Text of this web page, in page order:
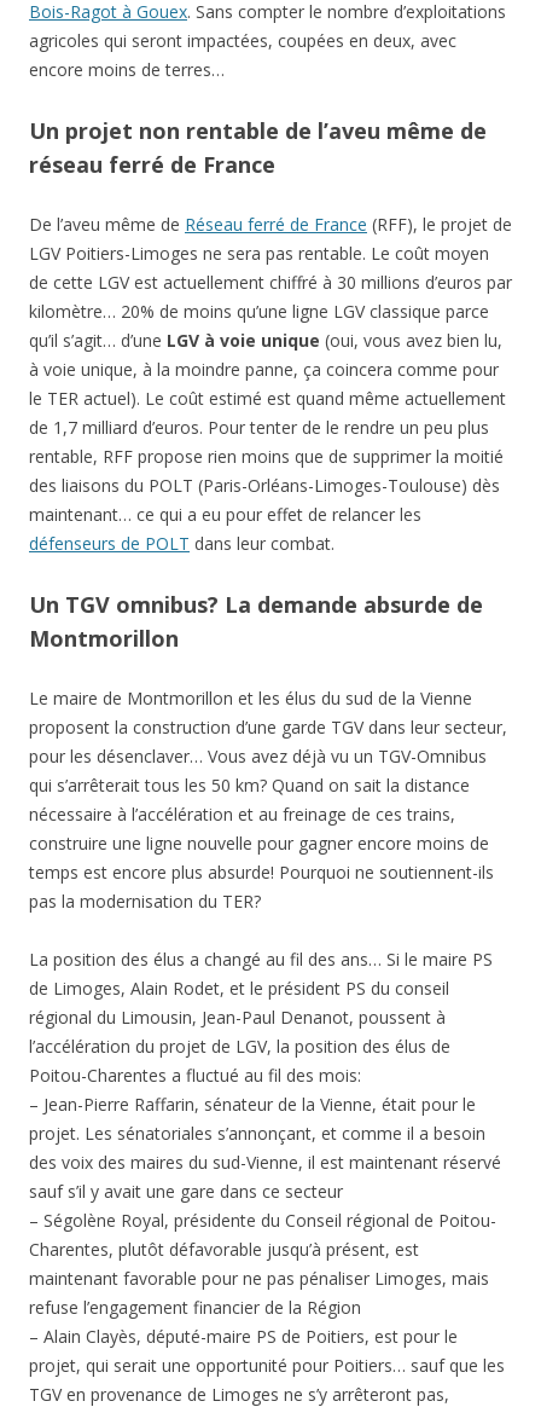
Bois-Ragot à Gouex. Sans compter le nombre d’exploitations
agricoles qui seront impactées, coupées en deux, avec
encore moins de terres…
Un projet non rentable de l’aveu même de
réseau ferré de France
De l’aveu même de Réseau ferré de France (RFF), le projet de
LGV Poitiers-Limoges ne sera pas rentable. Le coût moyen
de cette LGV est actuellement chiffré à 30 millions d’euros par
kilomètre… 20% de moins qu’une ligne LGV classique parce
qu’il s’agit… d’une LGV à voie unique (oui, vous avez bien lu,
à voie unique, à la moindre panne, ça coincera comme pour
le TER actuel). Le coût estimé est quand même actuellement
de 1,7 milliard d’euros. Pour tenter de le rendre un peu plus
rentable, RFF propose rien moins que de supprimer la moitié
des liaisons du POLT (Paris-Orléans-Limoges-Toulouse) dès
maintenant… ce qui a eu pour effet de relancer les
défenseurs de POLT dans leur combat.
Un TGV omnibus? La demande absurde de
Montmorillon
Le maire de Montmorillon et les élus du sud de la Vienne
proposent la construction d’une garde TGV dans leur secteur,
pour les désenclaver… Vous avez déjà vu un TGV-Omnibus
qui s’arrêterait tous les 50 km? Quand on sait la distance
nécessaire à l’accélération et au freinage de ces trains,
construire une ligne nouvelle pour gagner encore moins de
temps est encore plus absurde! Pourquoi ne soutiennent-ils
pas la modernisation du TER?
La position des élus a changé au fil des ans… Si le maire PS
de Limoges, Alain Rodet, et le président PS du conseil
régional du Limousin, Jean-Paul Denanot, poussent à
l’accélération du projet de LGV, la position des élus de
Poitou-Charentes a fluctué au fil des mois:
– Jean-Pierre Raffarin, sénateur de la Vienne, était pour le
projet. Les sénatoriales s’annonçant, et comme il a besoin
des voix des maires du sud-Vienne, il est maintenant réservé
sauf s’il y avait une gare dans ce secteur
– Ségolène Royal, présidente du Conseil régional de Poitou-
Charentes, plutôt défavorable jusqu’à présent, est
maintenant favorable pour ne pas pénaliser Limoges, mais
refuse l’engagement financier de la Région
– Alain Clayès, député-maire PS de Poitiers, est pour le
projet, qui serait une opportunité pour Poitiers… sauf que les
TGV en provenance de Limoges ne s’y arrêteront pas,